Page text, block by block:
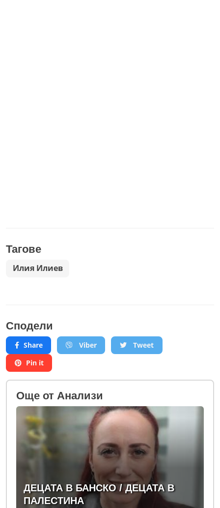
Тагове
Илия Илиев
Сподели
Share Viber
Tweet
Pin it
Oще от Анализи
ДЕЦАТА В БАНСКО / ДЕЦАТА В
ПАЛЕСТИНА